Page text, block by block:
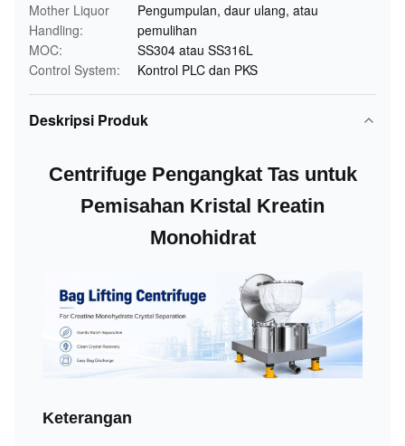
Mother Liquor
Handling:
Pengumpulan, daur ulang, atau
pemulihan
MOC:
SS304 atau SS316L
Control System:
Kontrol PLC dan PKS
Deskripsi Produk
Centrifuge Pengangkat Tas untuk
Pemisahan Kristal Kreatin
Monohidrat
Keterangan